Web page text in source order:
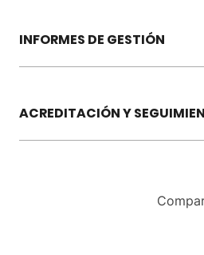
INFORMES DE GESTIÓN
ACREDITACIÓN Y